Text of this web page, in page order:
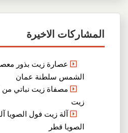
المشاركات الاخيرة
عصارة زيت بذور
الشمس سلطنة عمان
مصفاة زيت نباتي من
زيت
آلة زيت فول الصويا
الصويا قطر